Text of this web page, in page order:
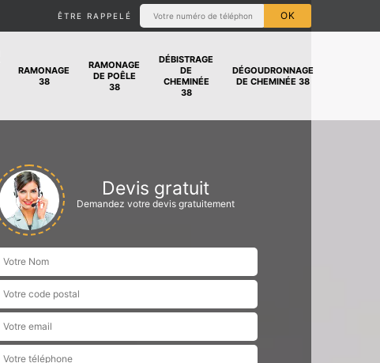
ÊTRE RAPPELÉ
RAMONAGE
38
RAMONAGE
DE POÊLE
38
DÉBISTRAGE
DE
CHEMINÉE
38
DÉGOUDRONNAGE
DE CHEMINÉE 38
Devis gratuit
Demandez votre devis gratuitement